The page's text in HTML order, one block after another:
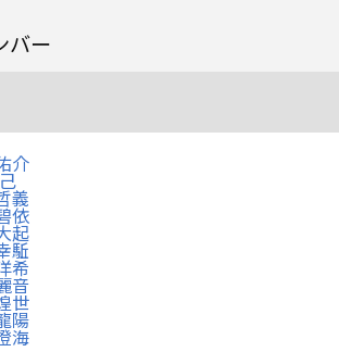
バー
介
義
依
起
駈
希
音
世
陽
海